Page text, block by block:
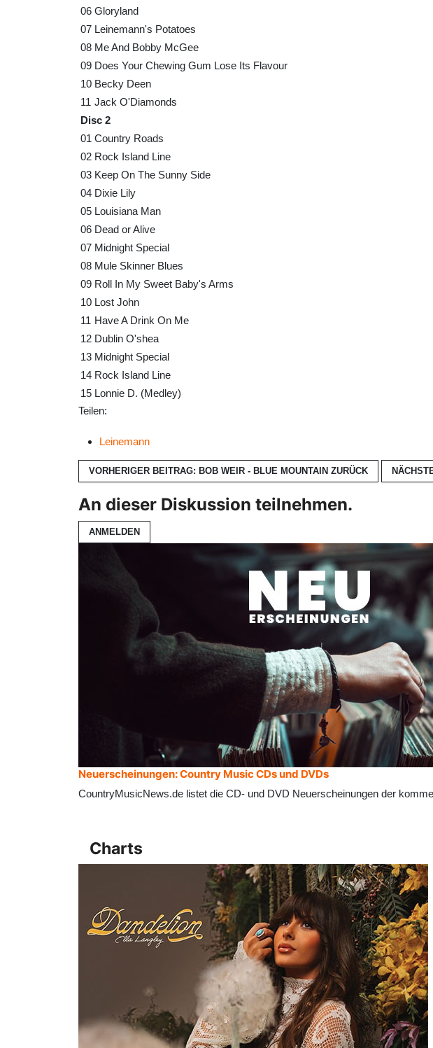
06 Gloryland
07 Leinemann's Potatoes
08 Me And Bobby McGee
09 Does Your Chewing Gum Lose Its Flavour
10 Becky Deen
11 Jack O'Diamonds
Disc 2
01 Country Roads
02 Rock Island Line
03 Keep On The Sunny Side
04 Dixie Lily
05 Louisiana Man
06 Dead or Alive
07 Midnight Special
08 Mule Skinner Blues
09 Roll In My Sweet Baby's Arms
10 Lost John
11 Have A Drink On Me
12 Dublin O'shea
13 Midnight Special
14 Rock Island Line
15 Lonnie D. (Medley)
Teilen:
Leinemann
VORHERIGER BEITRAG: BOB WEIR - BLUE MOUNTAIN ZURÜCK
An dieser Diskussion teilnehmen.
ANMELDEN
Neuerscheinungen: Country Music CDs und DVDs
CountryMusicNews.de listet die CD- und DVD Neuerscheinungen der
Charts